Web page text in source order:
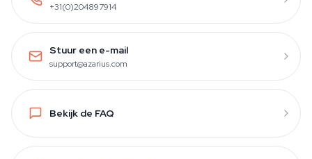
+31(0)204897914
Stuur een e-mail
support@azarius.com
Bekijk de FAQ